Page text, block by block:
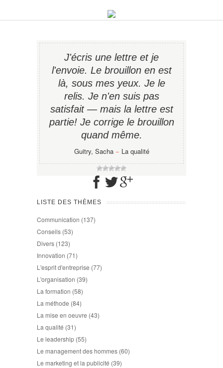
J'écris une lettre et je
l'envoie. Le brouillon en est
là, sous mes yeux. Je le
relis. Je n'en suis pas
satisfait — mais la lettre est
partie! Je corrige le brouillon
quand même.
Guitry, Sacha− La qualité
LISTE DES THÈMES
Communication (137)
Conseils (53)
Divers (123)
Innovation (71)
L'esprit d'entreprise (77)
L'organisation (39)
La formation (58)
La méthode (84)
La mise en oeuvre (43)
La qualité (31)
Le leadership (55)
Le management des hommes (60)
Le marketing et la publicité (39)